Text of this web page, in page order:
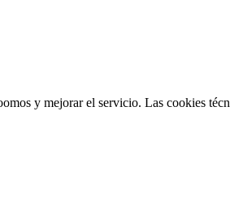
y mejorar el servicio. Las cookies